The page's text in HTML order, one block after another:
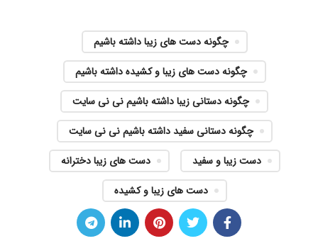
چگونه دست های زیبا داشته باشیم
چگونه دست های زیبا و کشیده داشته باشیم
چگونه دستانی زیبا داشته باشیم نی نی سایت
چگونه دستانی سفید داشته باشیم نی نی سایت
دست زیبا و سفید
دست های زیبا دخترانه
دست های زیبا و کشیده